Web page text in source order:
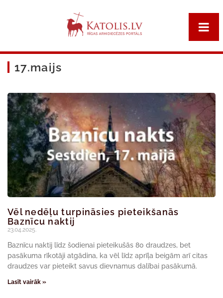
17.maijs
Vēl nedēļu turpināsies pieteikšanās
Baznīcu naktij
23.04.2025.
Baznīcu naktij līdz šodienai pieteikušās 80 draudzes, bet
pasākuma rīkotāji atgādina, ka vēl līdz aprīļa beigām arī citas
draudzes var pieteikt savus dievnamus dalībai pasākumā.
Lasīt vairāk »